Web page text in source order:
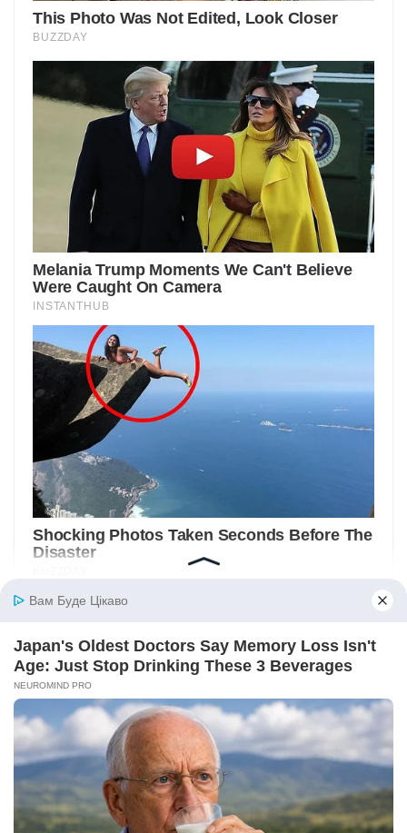
Вам Буде Цікаво
Japan's Oldest Doctors Say Memory Loss Isn't
Age: Just Stop Drinking These 3 Beverages
NEUROMIND PRO